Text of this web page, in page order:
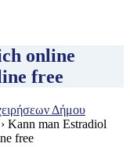
online
free
Δήμου
› Kann man Estradiol
free